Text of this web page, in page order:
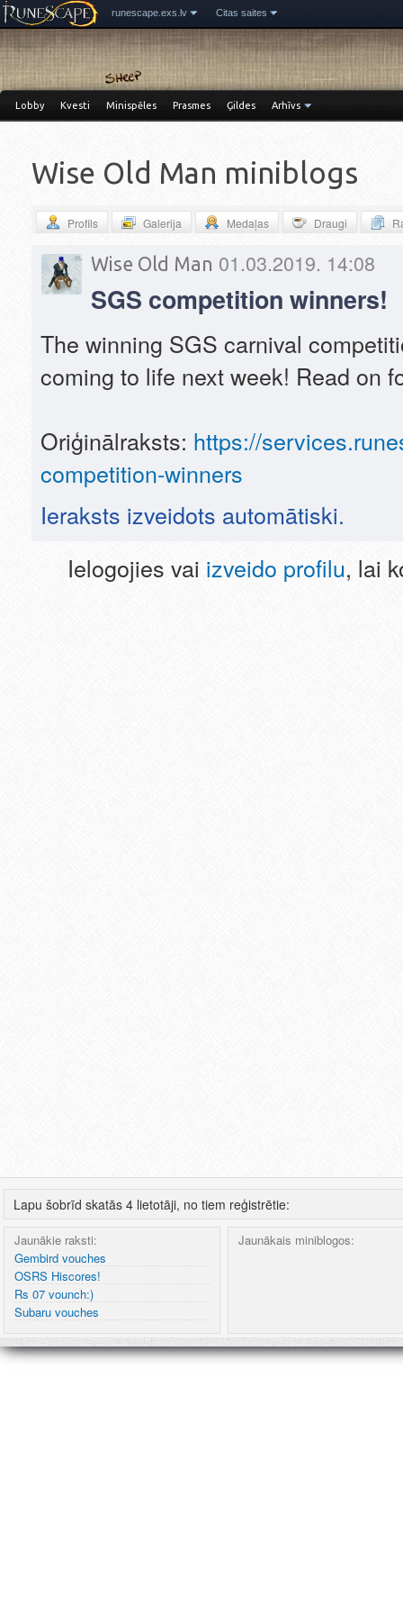
runescape.exs.lv Citas saites
Lobby Kvesti Minispēles Prasmes Ģildes Arhīvs
Wise Old Man miniblogs
Profils Galerija Medaļas Draugi
Wise Old Man 01.03.2019. 14:08
SGS competition winners!
The winning SGS carnival
coming to life next week! Read on
Oriģinālraksts: https://
competition-winners
Ieraksts izveidots automātiski.
Ielogojies vai izveido profilu, lai
Lapu šobrīd skatās 4 lietotāji, no tiem reģistrētie:
Jaunākie raksti:
Gembird vouches
OSRS Hiscores!
Rs 07 vounch:)
Subaru vouches
Jaunākais miniblogos: